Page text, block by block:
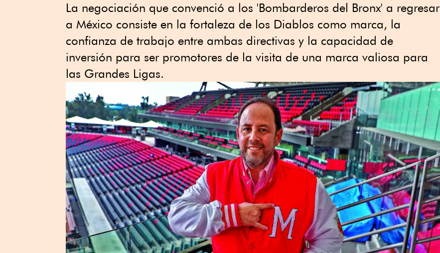
La negociación que convenció a los 'Bombarderos del Bronx' a regresar
a México consiste en la fortaleza de los Diablos como marca, la
confianza de trabajo entre ambas directivas y la capacidad de
inversión para ser promotores de la visita de una marca valiosa para
las Grandes Ligas.